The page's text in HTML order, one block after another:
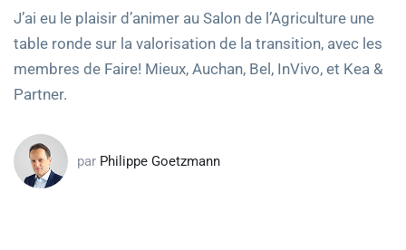
J’ai eu le plaisir d’animer au Salon de l’Agriculture une
table ronde sur la valorisation de la transition, avec les
membres de Faire! Mieux, Auchan, Bel, InVivo, et Kea &
Partner.
par Philippe Goetzmann